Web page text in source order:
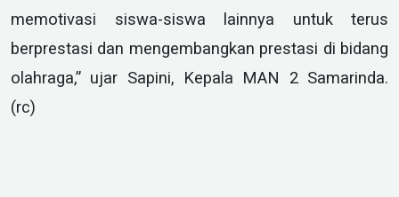
memotivasi siswa-siswa lainnya untuk terus
berprestasi dan mengembangkan prestasi di bidang
olahraga,” ujar Sapini, Kepala MAN 2 Samarinda.
(rc)